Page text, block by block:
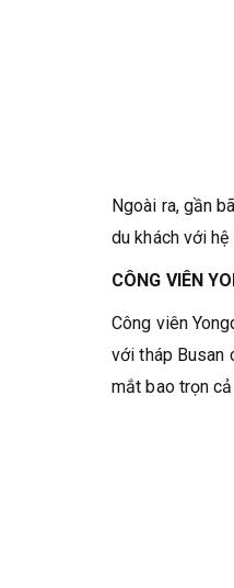
Ngoài ra, gần
du khách với
CÔNG VIÊN
Công viên
với tháp Busan
mắt bao trọn